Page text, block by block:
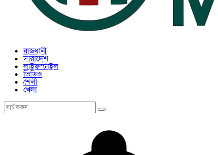
রাজধানী
সারাদেশ
লাইফস্টাইল
ভিডিও
শৈলী
খেলা